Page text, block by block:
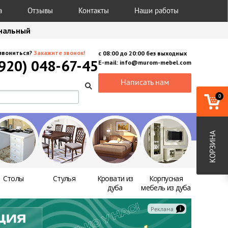
Отзывы Контакты Наши работы
с 08:00 до 20:00 без выходных
E-mail: info@murom-mebel.com
Написать нам
Закажите звонок!
048-67-45
Столы Стулья
Кровати из
дуба
Корпусная
мебель из дуба
Реклама
0
КОРЗИНА